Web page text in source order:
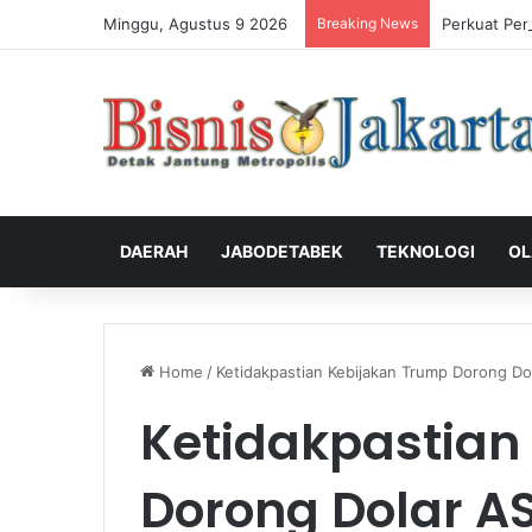
Minggu, Agustus 9 2026 Breaking News Perkuat
DAERAH JABODETABEK TEKNOLOGI
Home / Ketidakpastian Kebijakan Trump Dorong
Dorong Dolar